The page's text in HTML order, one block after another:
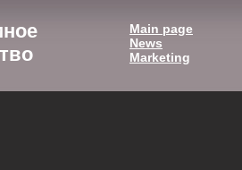
Main page
News
Marketing